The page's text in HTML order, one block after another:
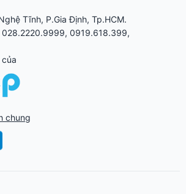
Tĩnh, P.Gia Định, Tp.HCM.
0919.618.399,
chung